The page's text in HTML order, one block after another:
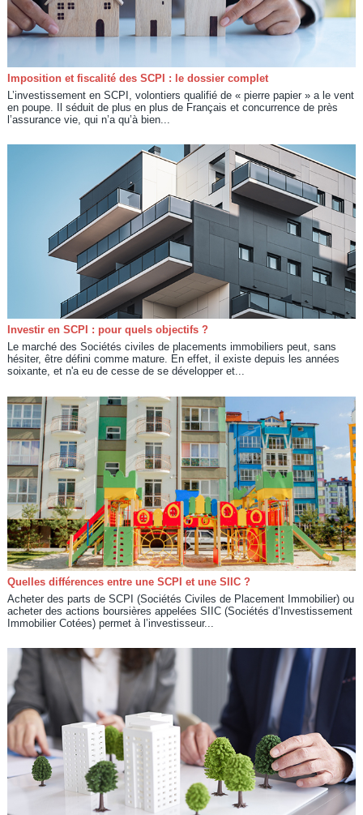
Imposition et fiscalité des SCPI : le dossier complet
L’investissement en SCPI, volontiers qualifié de « pierre papier » a le vent
en poupe. Il séduit de plus en plus de Français et concurrence de près
l’assurance vie, qui n’a qu’à bien...
Investir en SCPI : pour quels objectifs ?
Le marché des Sociétés civiles de placements immobiliers peut, sans
hésiter, être défini comme mature. En effet, il existe depuis les années
soixante, et n'a eu de cesse de se développer et...
Quelles différences entre une SCPI et une SIIC ?
Acheter des parts de SCPI (Sociétés Civiles de Placement Immobilier) ou
acheter des actions boursières appelées SIIC (Sociétés d’Investissement
Immobilier Cotées) permet à l’investisseur...